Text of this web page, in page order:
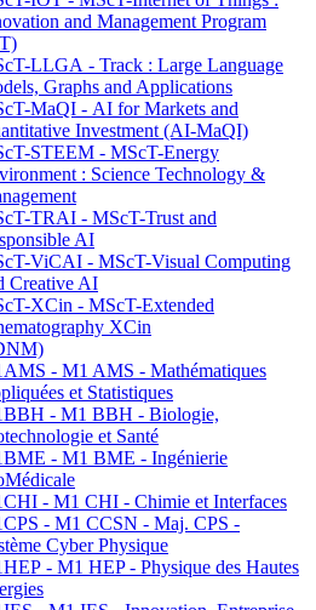
and Management Program
LLGA - Track : Large Language
Graphs and Applications
MaQI - AI for Markets and
Investment (AI-MaQI)
STEEM - MScT-Energy
: Science Technology &
TRAI - MScT-Trust and
AI
ViCAI - MScT-Visual Computing
Creative AI
XCin - MScT-Extended
XCin
- M1 AMS - Mathématiques
et Statistiques
- M1 BBH - Biologie,
et Santé
- M1 BME - Ingénierie
- M1 CHI - Chimie et Interfaces
- M1 CCSN - Maj. CPS -
Cyber Physique
- M1 HEP - Physique des Hautes